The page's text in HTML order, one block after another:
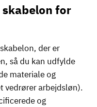
for
der er
så du kan udfylde
materiale og
vedrører arbejdsløn).
og